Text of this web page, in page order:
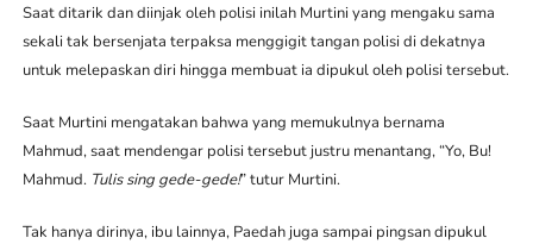
Saat ditarik dan diinjak oleh polisi inilah Murtini yang mengaku sama
sekali tak bersenjata terpaksa menggigit tangan polisi di dekatnya
untuk melepaskan diri hingga membuat ia dipukul oleh polisi tersebut.
Saat Murtini mengatakan bahwa yang memukulnya bernama
Mahmud, saat mendengar polisi tersebut justru menantang, “Yo, Bu!
Mahmud. Tulis sing gede-gede!” tutur Murtini.
Tak hanya dirinya, ibu lainnya, Paedah juga sampai pingsan dipukul